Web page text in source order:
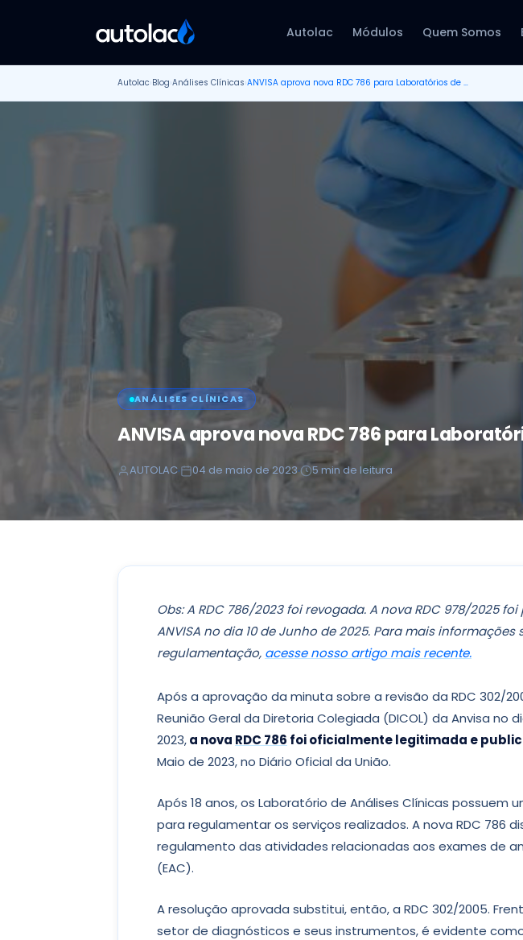
Autolac Módulos Quem Somos
Autolac›Blog›Análises Clínicas› ANVISA aprova nova RDC 786 para Laboratórios de Análises Clínicas e Patológicas
ANÁLISES CLÍNICAS
ANVISA aprova nova RDC 786 para
AUTOLAC 04 de maio de 2023 5 min de leitura
Obs: A RDC 786/2023 foi revogada. A nova RDC 978/2025
ANVISA no dia 10 de Junho de 2025. Para mais informações
regulamentação, acesse nosso artigo mais recente.
Após a aprovação da minuta sobre a revisão da RDC 302/
Reunião Geral da Diretoria Colegiada (DICOL) da Anvisa no
2023,a nova RDC 786 foi oficialmente legitimada e
Maio de 2023, no Diário Oficial da União.
Após 18 anos, os Laboratório de Análises Clínicas possuem
para regulamentar os serviços realizados. A nova RDC 786
regulamento das atividades relacionadas aos exames de
(EAC).
A resolução aprovada substitui, então, a RDC 302/2005.
setor de diagnósticos e seus instrumentos, é evidente